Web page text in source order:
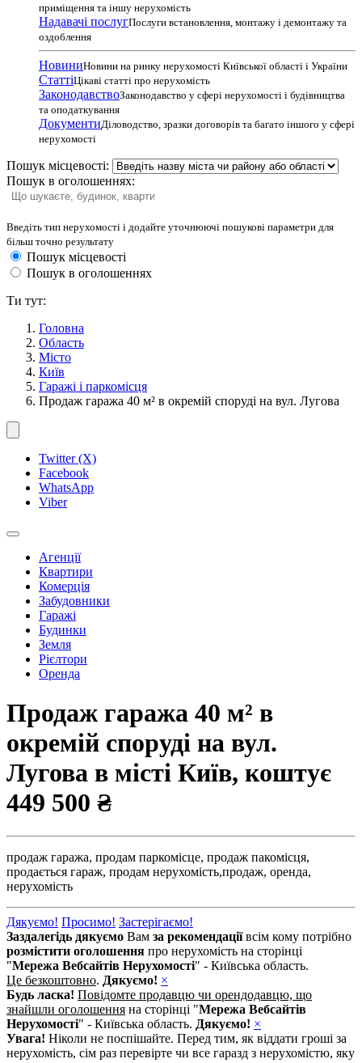
приміщення та іншу нерухомість
Надавачі послугПослуги встановлення, монтажу і демонтажу та
оздоблення
НовиниНовини на ринку нерухомості Київської області і України
СтаттіЦікаві статті про нерухомість
ЗаконодавствоЗаконодавство у сфері нерухомості і будівництва
та оподаткування
ДокументиДіловодство, зразки договорів та багато іншого у сфері
нерухомості
Пошук місцевості:
Пошук в оголошеннях:
Введіть тип нерухомості і додайте уточнюючі пошукові параметри для
більш точно результату
Пошук місцевості
Пошук в оголошеннях
Ти тут:
Головна
Область
Місто
Київ
Гаражі і паркомісця
Продаж гаража 40 м² в окремій споруді на вул. Лугова
Twitter (X)
Facebook
WhatsApp
Viber
Агенції
Квартири
Комерція
Забудовники
Гаражі
Будинки
Земля
Рієлтори
Оренда
Продаж гаража 40 м² в
окремій споруді на вул.
Лугова в місті Київ, коштує
449 500 ₴
продаж гаража, продам паркомісце, продаж пакомісця,
продається гараж, продам нерухомість,продаж, оренда,
нерухомість
Дякуємо! Просимо! Застерігаємо!
Заздалегідь дякуємо Вам за рекомендаціївсім кому потрібно
розмістити оголошення про нерухомість на сторінці
"Мережа Вебсайтів Нерухомості" - Київська область.
Це безкоштовно. Дякуємо! ×
Будь ласка! Повідомте продавцю чи орендодавцю, що
знайшли оголошення на сторінці "Мережа Вебсайтів
Нерухомості" - Київська область. Дякуємо! ×
Увага! Ніколи не поспішайте. Перед тим, як віддати гроші за
нерухомість, сім раз перевірте чи все гаразд з нерухомістю, яку